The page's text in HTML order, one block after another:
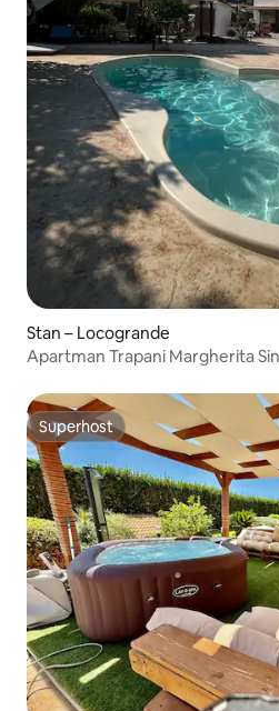
Stan – Locogrande
Apartman Trapani Margherita
Superhost
Superhost